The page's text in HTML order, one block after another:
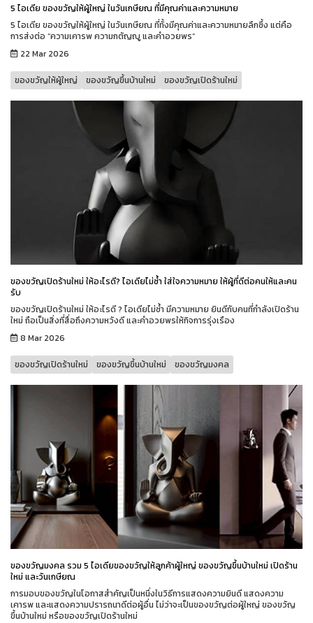
5 ไอเดีย ของขวัญให้ผู้ใหญ่ ในวันเกษียณ ที่มีคุณค่าและความหมาย
5 ไอเดีย ของขวัญให้ผู้ใหญ่ ในวันเกษียณ ที่ทั้งมีคุณค่าและความหมายลึกซึ้ง แต่คือ
การส่งต่อ “ความเคารพ ความกตัญญู และคำอวยพร”
22 Mar 2026
ของขวัญให้ผู้ใหญ่ ของขวัญขึ้นบ้านใหม่ ของขวัญเปิดร้านใหม่
ของขวัญเปิดร้านใหม่ ให้อะไรดี? ไอเดียไม่ซ้ำ ใส่ใจความหมาย ให้ผู้ที่ดีต่อคนให้และคน
รับ
ของขวัญเปิดร้านใหม่ ให้อะไรดี ? ไอเดียไม่ซ้ำ มีความหมาย ยินดีกับคนที่กำลังเปิดร้าน
ใหม่ ถือเป็นสิ่งที่สื่อถึงความหวังดี และคำอวยพรให้กิจการรุ่งเรือง
8 Mar 2026
ของขวัญเปิดร้านใหม่ ของขวัญขึ้นบ้านใหม่ ของขวัญมงคล
ของขวัญมงคล รวม 5 ไอเดียของขวัญให้ลูกค้าผู้ใหญ่ ของขวัญขึ้นบ้านใหม่ เปิดร้าน
ใหม่ และวันเกษียณ
การมอบของขวัญในโอกาสสำคัญเป็นหนึ่งในวิธีการแสดงความยินดี แสดงความ
เคารพ และแสดงความปรารถนาดีต่อผู้อื่น ไม่ว่าจะเป็นของขวัญต่อผู้ใหญ่ ของขวัญ
ขึ้นบ้านใหม่ หรือของขวัญเปิดร้านใหม่